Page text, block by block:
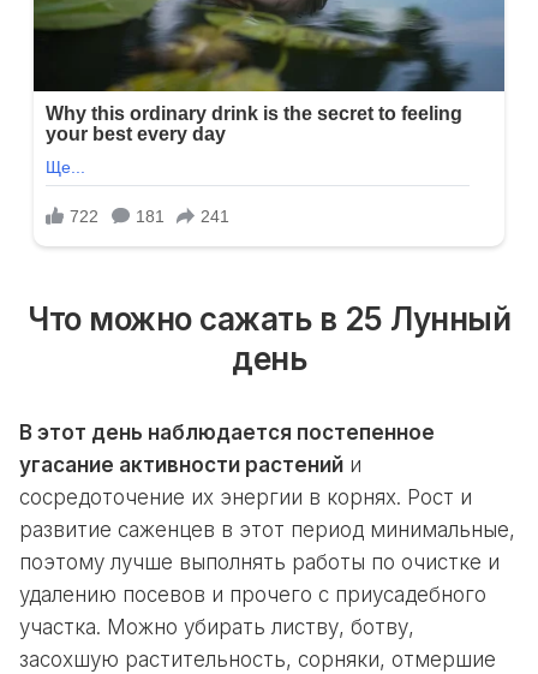
Что можно сажать в 25 Лунный
день
В этот день наблюдается постепенное
угасание активности растений и
сосредоточение их энергии в корнях. Рост и
развитие саженцев в этот период минимальные,
поэтому лучше выполнять работы по очистке и
удалению посевов и прочего с приусадебного
участка. Можно убирать листву, ботву,
засохшую растительность, сорняки, отмершие